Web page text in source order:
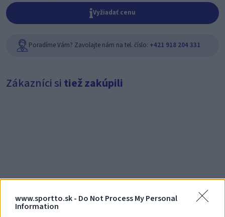
www.sportto.sk - Do Not Process My Personal
Information
Vyžiadať cenu
Poradíme Vám? Zavolajte nám na tel. číslo: +421 918 204 331
Zákazníci si tiež zakúpili